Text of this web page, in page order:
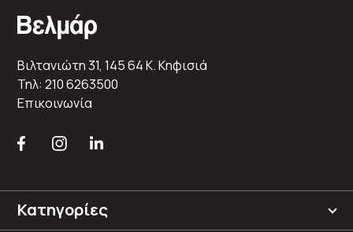
Βιλτανιώτη 31, 145 64 K. Κηφισιά
Τηλ: 210 6263500
Επικοινωνία
Κατηγορίες